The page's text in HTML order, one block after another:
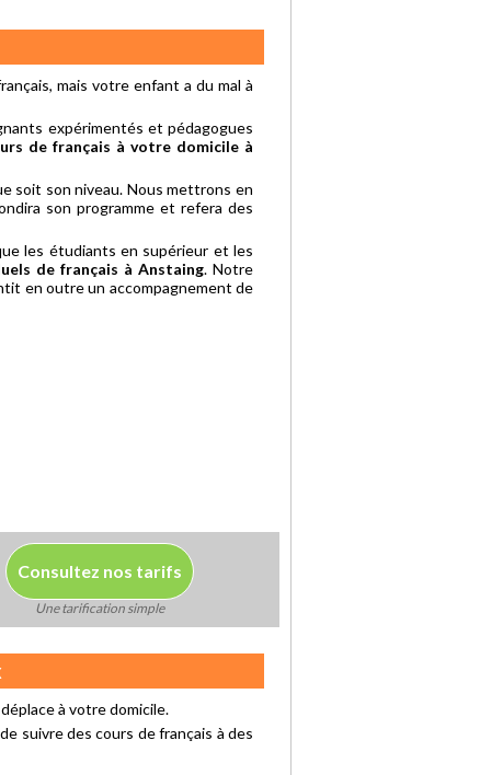
mais votre enfant a du mal à
expérimentés et pédagogues
de français à votre domicile à
soit son niveau. Nous mettrons en
son programme et refera des
les étudiants en supérieur et les
de français à Anstaing. Notre
en outre un accompagnement de
Consultez nos tarifs
Une tarification simple
à votre domicile.
suivre des cours de français à des